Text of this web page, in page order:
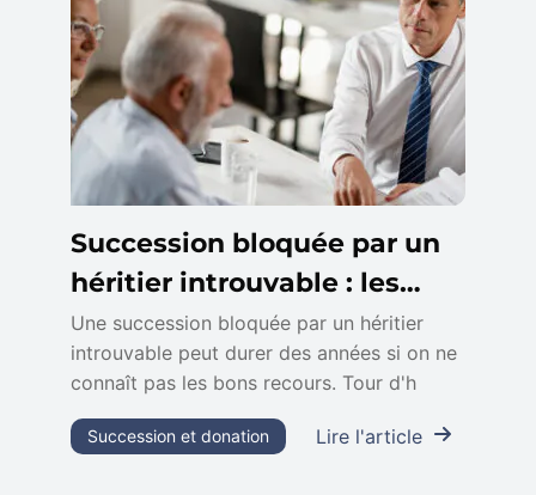
Succession bloquée par un
héritier introuvable : les
démarches à suivre
Une succession bloquée par un héritier
introuvable peut durer des années si on ne
connaît pas les bons recours. Tour d'h
Lire l'article
Succession et donation